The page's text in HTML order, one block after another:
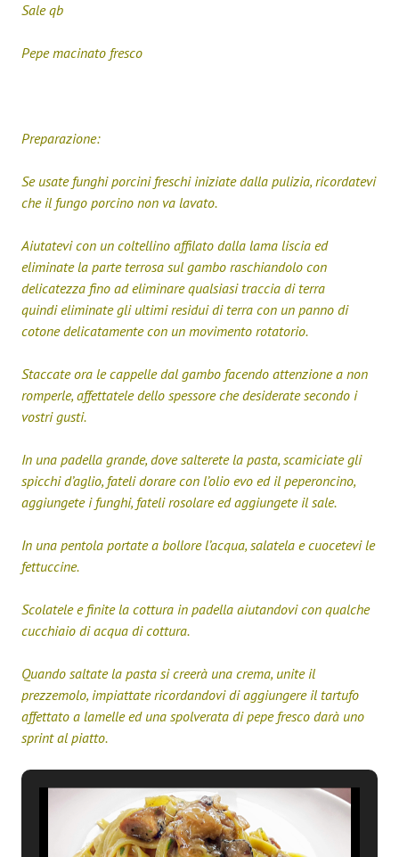
Sale qb
Pepe macinato fresco
Preparazione:
Se usate funghi porcini freschi iniziate dalla pulizia, ricordatevi
che il fungo porcino non va lavato.
Aiutatevi con un coltellino affilato dalla lama liscia ed
eliminate la parte terrosa sul gambo raschiandolo con
delicatezza fino ad eliminare qualsiasi traccia di terra
quindi eliminate gli ultimi residui di terra con un panno di
cotone delicatamente con un movimento rotatorio.
Staccate ora le cappelle dal gambo facendo attenzione a non
romperle, affettatele dello spessore che desiderate secondo i
vostri gusti.
In una padella grande, dove salterete la pasta, scamiciate gli
spicchi d’aglio, fateli dorare con l’olio evo ed il peperoncino,
aggiungete i funghi, fateli rosolare ed aggiungete il sale.
In una pentola portate a bollore l’acqua, salatela e cuocetevi le
fettuccine.
Scolatele e finite la cottura in padella aiutandovi con qualche
cucchiaio di acqua di cottura.
Quando saltate la pasta si creerà una crema, unite il
prezzemolo, impiattate ricordandovi di aggiungere il tartufo
affettato a lamelle ed una spolverata di pepe fresco darà uno
sprint al piatto.